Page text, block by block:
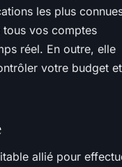
les plus
tous vos comptes
réel. En outre, elle
votre budget et
allié pour